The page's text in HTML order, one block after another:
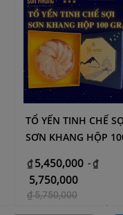
Cách dùng:
- Nhai sống hoặc hầm
- Ngâm rượu: ngân
uống mỗi ngày trước
- Hãm trà uống hằng
pha nước uống.
TỔ YẾN TINH CHẾ
SƠN KHANG HỘP
₫ 5,450,000 -₫
5,750,000
₫5,750,000